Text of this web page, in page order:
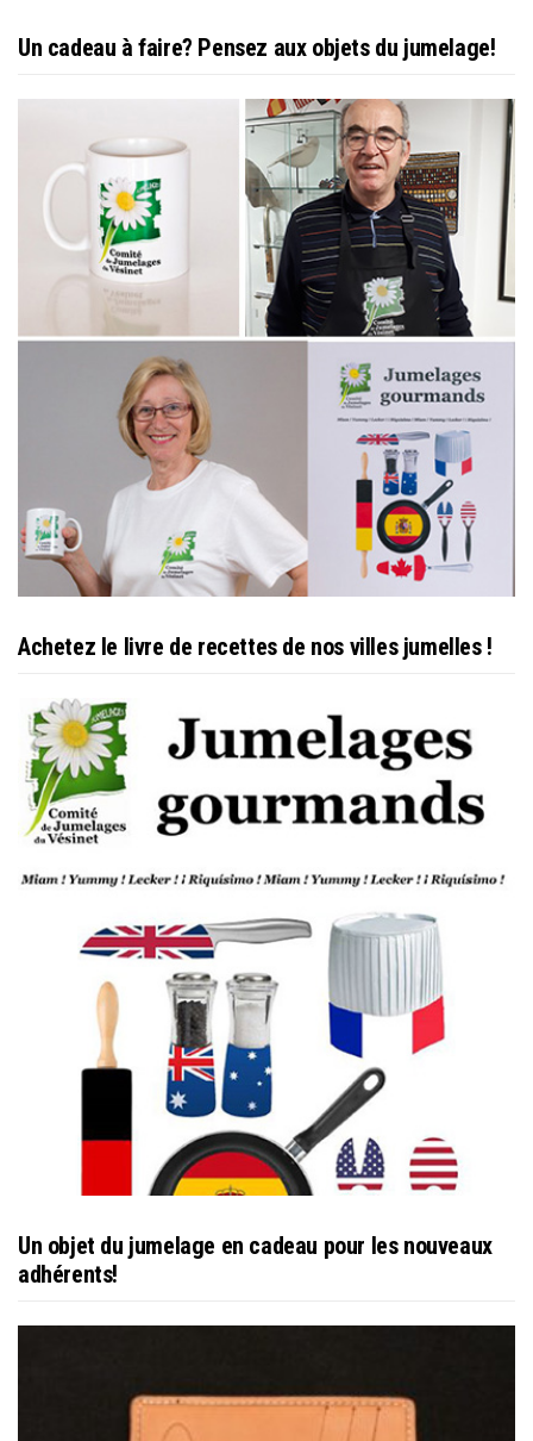
Un cadeau à faire? Pensez aux objets du jumelage!
Achetez le livre de recettes de nos villes jumelles !
Un objet du jumelage en cadeau pour les nouveaux
adhérents!